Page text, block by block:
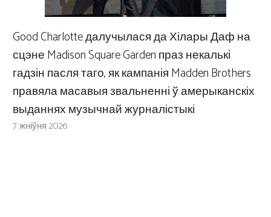
Good Charlotte далучылася да Хілары Даф на
сцэне Madison Square Garden праз некалькі
гадзін пасля таго, як кампанія Madden Brothers
правяла масавыя звальненні ў амерыканскіх
выданнях музычнай журналістыкі
7 жніўня 2026